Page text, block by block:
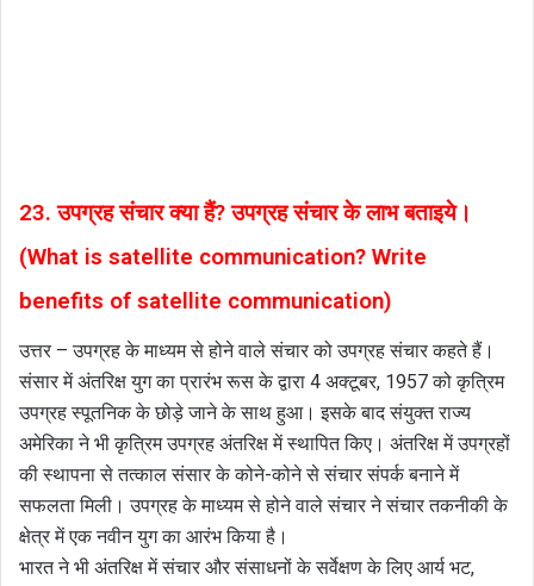
23. उपग्रह संचार क्या हैं? उपग्रह संचार के लाभ बताइये।
(What is satellite communication? Write
benefits of satellite communication)
उत्तर – उपग्रह के माध्यम से होने वाले संचार को उपग्रह संचार कहते हैं।
संसार में अंतरिक्ष युग का प्रारंभ रूस के द्वारा 4 अक्टूबर, 1957 को कृत्रिम
उपग्रह स्पूतनिक के छोड़े जाने के साथ हुआ। इसके बाद संयुक्त राज्य
अमेरिका ने भी कृत्रिम उपग्रह अंतरिक्ष में स्थापित किए। अंतरिक्ष में उपग्रहों
की स्थापना से तत्काल संसार के कोने-कोने से संचार संपर्क बनाने में
सफलता मिली। उपग्रह के माध्यम से होने वाले संचार ने संचार तकनीकी के
क्षेत्र में एक नवीन युग का आरंभ किया है।
भारत ने भी अंतरिक्ष में संचार और संसाधनों के सर्वेक्षण के लिए आर्य भट,